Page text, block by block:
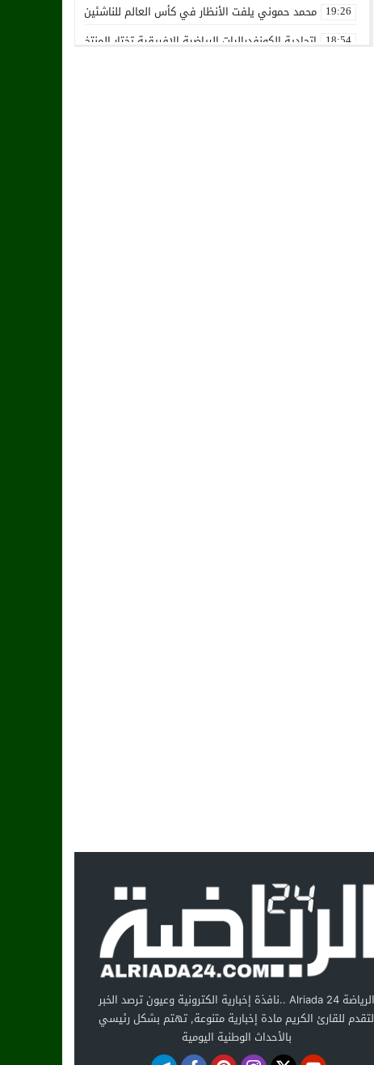
19:26 محمد حموني يلفت الأنظار في كأس العالم للناشئين ويثير اهتمام
18:54 اتحادية الكونفدراليات الرياضية الإفريقية تختار المنتخب الوطني
الرياضة Alriada 24 ..نافذة إخبارية الكترونية وعيون ترصد الخبر
لتقدم للقارئ الكريم مادة إخبارية متنوعة, تهتم بشكل رئيسي
بالأحداث الوطنية اليومية